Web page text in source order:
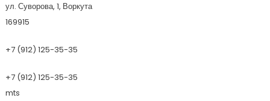
ул. Суворова, 1, Воркута
169915
+7 (912) 125-35-35
+7 (912) 125-35-35
mts